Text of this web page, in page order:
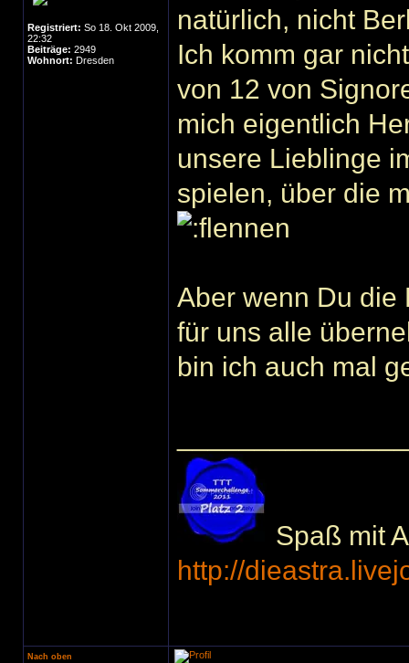
Registriert: So 18. Okt 2009,
22:32
Beiträge: 2949
Wohnort: Dresden
natürlich, nicht
Ich komm gar
von 12 von
mich eigentlich
unsere Lieblinge
spielen, über die
Aber wenn Du die
für uns alle
bin ich auch mal
Spaß mit
http://
Nach oben